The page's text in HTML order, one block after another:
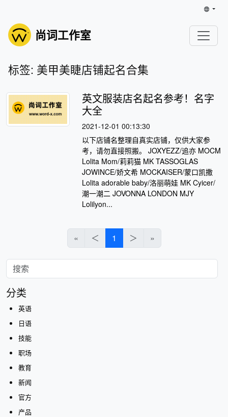
尚词工作室
标签: 美甲美睫店铺起名合集
英文服装店名起名参考！名字
大全
2021-12-01 00:13:30
以下店铺名整理自真实店铺，仅供大家参
考，请勿直接照搬。 JOXYEZZ/追亦 MOCM
Lolita Mom/莉莉猫 MK TASSOGLAS
JOWINCE/娇文希 MOCKAISER/蒙口凯撒
Lolita adorable baby/洛丽萌娃 MK Cyicer/
潮一潮二 JOVONNA LONDON MJY
Lolilyon...
« ＜ 1 ＞ »
分类
英语
日语
技能
职场
教育
新闻
官方
产品